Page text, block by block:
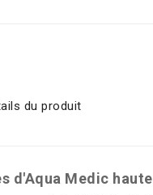
du produit
d'Aqua Medic